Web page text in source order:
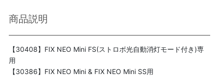
商品説明
【30408】FIX NEO Mini FS(ストロボ光自動消灯モード付き)専
用
【30386】FIX NEO Mini & FIX NEO Mini SS用